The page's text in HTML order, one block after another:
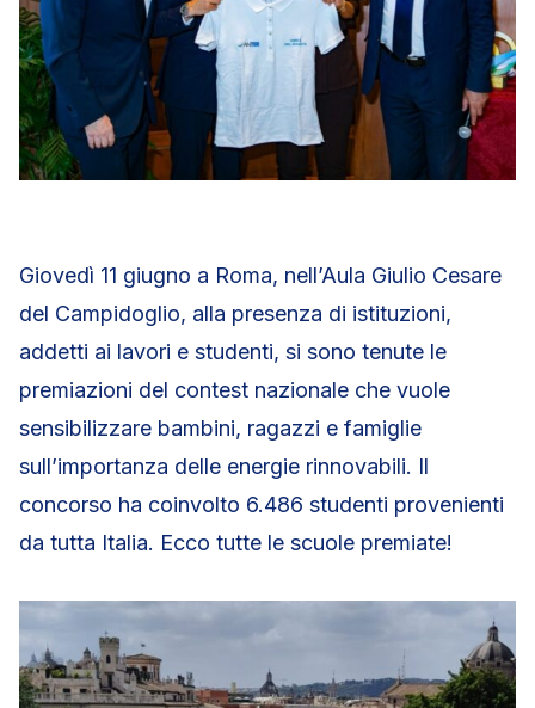
Giovedì 11 giugno a Roma, nell’Aula Giulio Cesare
del Campidoglio, alla presenza di istituzioni,
addetti ai lavori e studenti, si sono tenute le
premiazioni del contest nazionale che vuole
sensibilizzare bambini, ragazzi e famiglie
sull’importanza delle energie rinnovabili. Il
concorso ha coinvolto 6.486 studenti provenienti
da tutta Italia. Ecco tutte le scuole premiate!